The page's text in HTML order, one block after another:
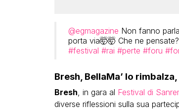
@egmagazine Non fanno
porta via🤯🤯 Che ne pensate?
#festival #rai #perte #foru
Bresh, BellaMa’ lo
Bresh, in gara al Festival di
diverse riflessioni sulla sua